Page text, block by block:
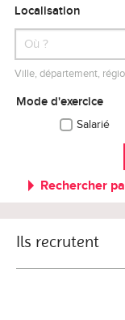
Localisation
Ville, département,
Mode d'exercice
Salarié
Rechercher
Ils recrutent